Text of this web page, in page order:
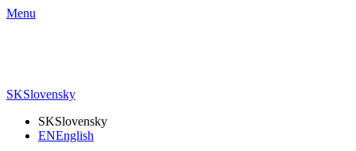
Menu
SKSlovensky
SKSlovensky
ENEnglish